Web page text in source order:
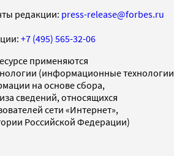
редакции: press-release@forbes.ru
+7 (495) 565-32-06
применяются
(информационные технологии
на основе сбора,
сведений, относящихся
сети «Интернет»,
Российской Федерации)